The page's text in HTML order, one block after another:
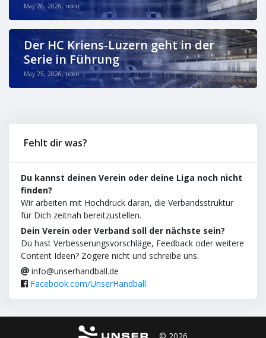
May 26, 2026, noon
Der HC Kriens-Luzern geht in der
Serie in Führung
May 25, 2026, noon
Fehlt dir was?
Du kannst deinen Verein oder deine Liga noch nicht
finden?
Wir arbeiten mit Hochdruck daran, die Verbandsstruktur
für Dich zeitnah bereitzustellen.
Dein Verein oder Verband soll der nächste sein?
Du hast Verbesserungsvorschläge, Feedback oder weitere
Content Ideen? Zögere nicht und schreibe uns:
info@unserhandball.de
Facebook.com/UnserHandball